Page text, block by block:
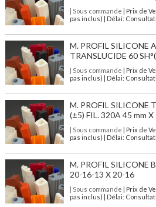
| Sous commande | Prix de
pas inclus) | Délai:
M. PROFIL SILICONE
TRANSLUCIDE 60
| Sous commande | Prix de
pas inclus) | Délai:
M. PROFIL SILICONE
(±5) FIL. 320A 45 mm X
| Sous commande | Prix de
pas inclus) | Délai:
M. PROFIL SILICONE
20-16-13 X 20-16
| Sous commande | Prix de
pas inclus) | Délai: